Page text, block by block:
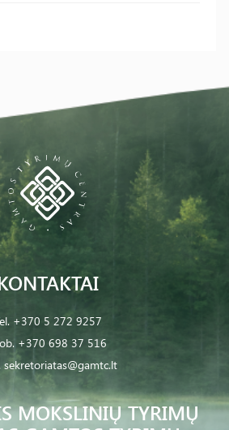
MOKSLINIŲ TYRIMŲ
+370 5 272 9257
+370 698 37 516
sekretoriatas@gamtc.lt